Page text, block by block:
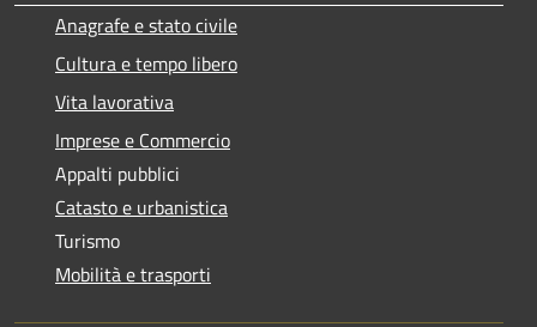
Anagrafe e stato civile
Cultura e tempo libero
Vita lavorativa
Imprese e Commercio
Appalti pubblici
Catasto e urbanistica
Turismo
Mobilità e trasporti